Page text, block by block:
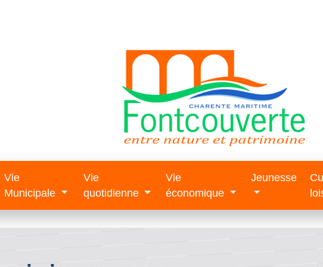
Vie
Municipale
Vie
quotidienne
Vie
économique
Jeunesse